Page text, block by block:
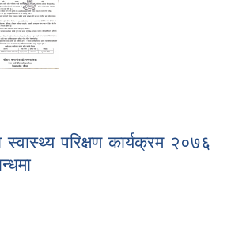
परिक्षण कार्यक्रम २०७६